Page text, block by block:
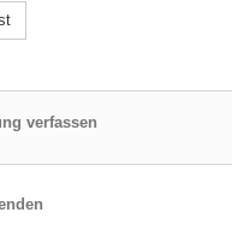
verfassen